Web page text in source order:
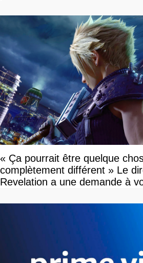
« Ça pourrait être quelque
complètement différent » Le
Revelation a une demande à